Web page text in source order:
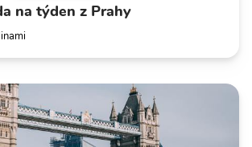
na týden z Prahy